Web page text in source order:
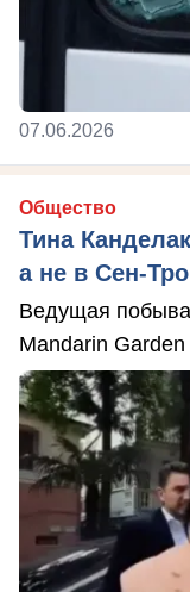
07.06.2026
Общество
Тина
а не в Сен-
Ведущая
Mandarin Garden